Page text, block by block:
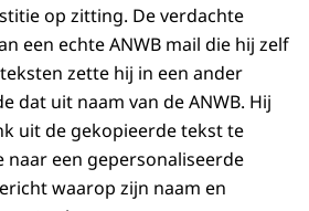
op zitting. De verdachte
een echte ANWB mail die hij zelf
zette hij in een ander
dat uit naam van de ANWB. Hij
uit de gekopieerde tekst te
naar een gepersonaliseerde
waarop zijn naam en